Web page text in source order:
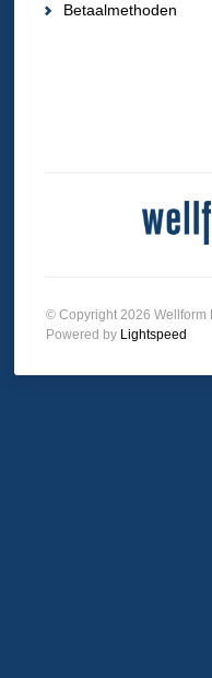
Betaalmethoden
© Copyright 2026 Wellform
Powered by Lightspeed